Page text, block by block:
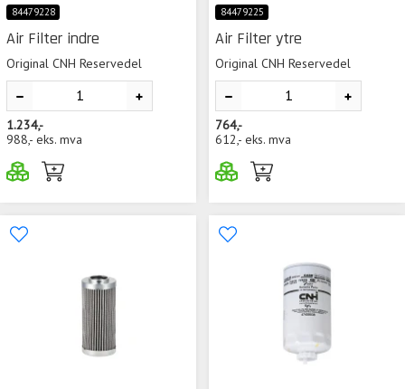
84479228
Air Filter indre
Original CNH Reservedel
1.234,-
988,- eks. mva
84479225
Air Filter ytre
Original CNH Reservedel
764,-
612,- eks. mva